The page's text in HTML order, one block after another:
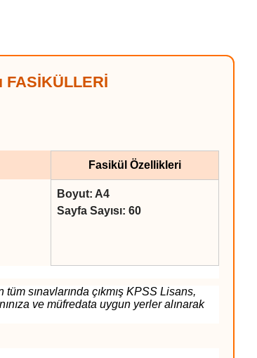
FASİKÜLLERİ
Fasikül Özellikleri
Boyut: A4
Sayfa Sayısı: 60
sınavlarında çıkmış KPSS Lisans,
ve müfredata uygun yerler alınarak